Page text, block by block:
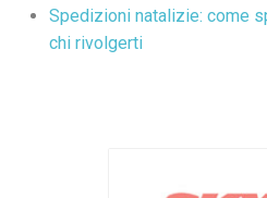
Spedizioni natalizie: come
chi rivolgerti